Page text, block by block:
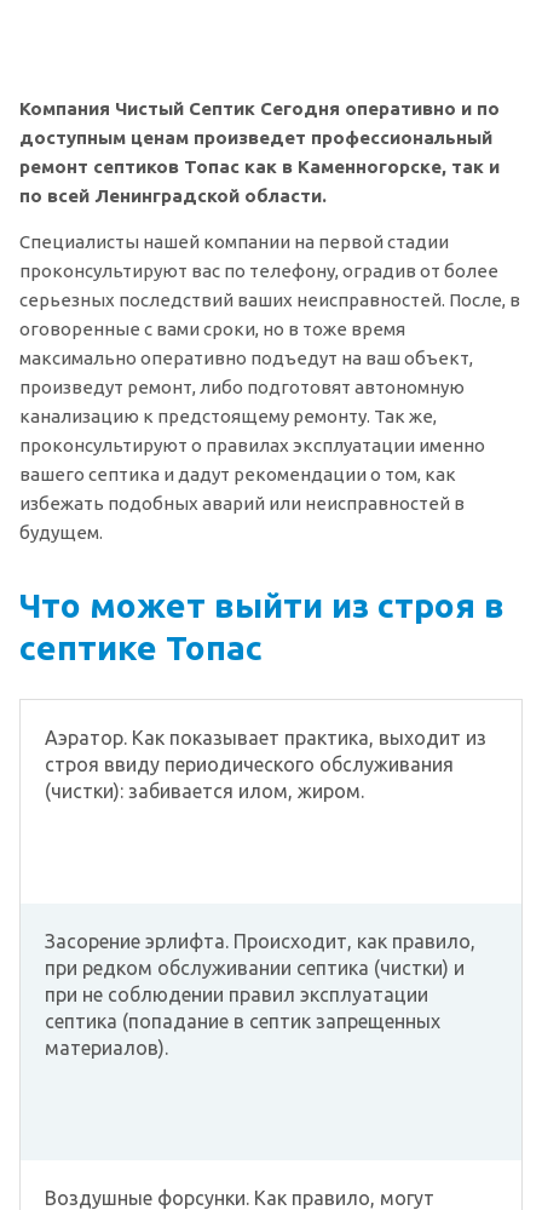
Компания Чистый Септик Сегодня оперативно и по
доступным ценам произведет профессиональный
ремонт септиков Топас как в Каменногорске, так и
по всей Ленинградской области.
Специалисты нашей компании на первой стадии
проконсультируют вас по телефону, оградив от более
серьезных последствий ваших неисправностей. После, в
оговоренные с вами сроки, но в тоже время
максимально оперативно подъедут на ваш объект,
произведут ремонт, либо подготовят автономную
канализацию к предстоящему ремонту. Так же,
проконсультируют о правилах эксплуатации именно
вашего септика и дадут рекомендации о том, как
избежать подобных аварий или неисправностей в
будущем.
Что может выйти из строя в
септике Топас
Аэратор. Как показывает практика, выходит из
строя ввиду периодического обслуживания
(чистки): забивается илом, жиром.
Засорение эрлифта. Происходит, как правило,
при редком обслуживании септика (чистки) и
при не соблюдении правил эксплуатации
септика (попадание в септик запрещенных
материалов).
Воздушные форсунки. Как правило, могут